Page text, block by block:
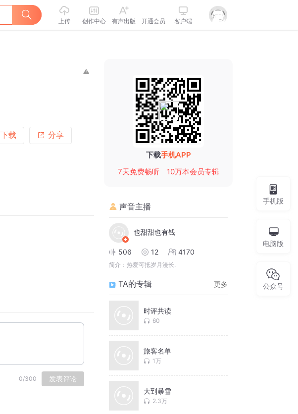
上传 创作中心 有声出版 开通会员 客户端
下载 分享
0/300 发表评论
下载手机APP
7天免费畅听
10万本会员专辑
声音主播
也甜甜也有钱
506 12 4170
简介： 热爱可抵岁月漫长.
TA的专辑 更多
时评共读
60
旅客名单
1万
大到暴雪
2.3万
手机版
电脑版
公众号